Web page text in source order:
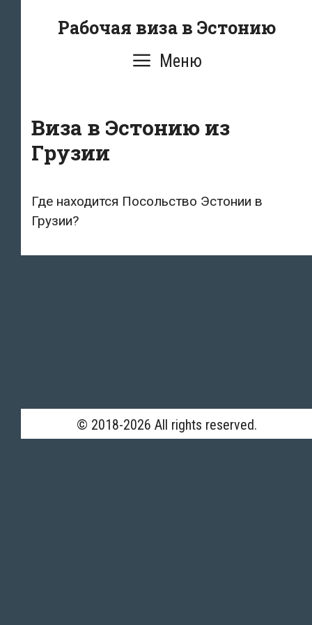
Рабочая виза в Эстонию
Меню
Виза в Эстонию из
Грузии
Где находится Посольство Эстонии в
Грузии?
© 2018-2026 All rights reserved.